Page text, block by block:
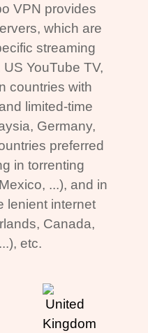
VPN provides
which are
streaming
YouTube TV,
countries with
limited-time
Germany,
preferred
in torrenting
...), and in
lenient internet
Canada,
etc.